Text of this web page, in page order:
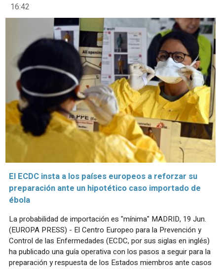
16:42
El ECDC insta a los países europeos a reforzar su
preparación ante un hipotético caso importado de
ébola
La probabilidad de importación es "mínima" MADRID, 19 Jun.
(EUROPA PRESS) - El Centro Europeo para la Prevención y
Control de las Enfermedades (ECDC, por sus siglas en inglés)
ha publicado una guía operativa con los pasos a seguir para la
preparación y respuesta de los Estados miembros ante casos